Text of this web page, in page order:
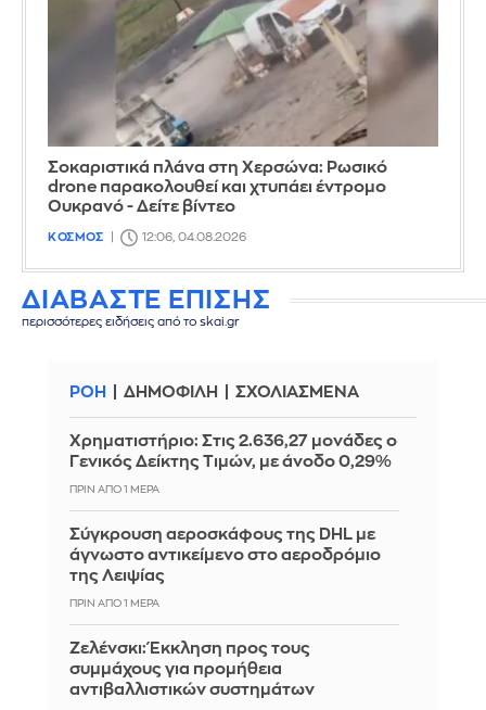
Σοκαριστικά πλάνα στη Χερσώνα: Ρωσικό
drone παρακολουθεί και χτυπάει έντρομο
Ουκρανό - Δείτε βίντεο
ΚΟΣΜΟΣ 12:06, 04.08.2026
ΔΙΑΒΑΣΤΕ ΕΠΙΣΗΣ
περισσότερες ειδήσεις από το skai.gr
ΡΟΗ ΔΗΜΟΦΙΛΗ ΣΧΟΛΙΑΣΜΕΝΑ
Χρηματιστήριο: Στις 2.636,27 μονάδες ο
Γενικός Δείκτης Τιμών, με άνοδο 0,29%
ΠΡΙΝ ΑΠΌ 1 ΜΈΡΑ
Σύγκρουση αεροσκάφους της DHL με
άγνωστο αντικείμενο στο αεροδρόμιο
της Λειψίας
ΠΡΙΝ ΑΠΌ 1 ΜΈΡΑ
Ζελένσκι: Έκκληση προς τους
συμμάχους για προμήθεια
αντιβαλλιστικών συστημάτων